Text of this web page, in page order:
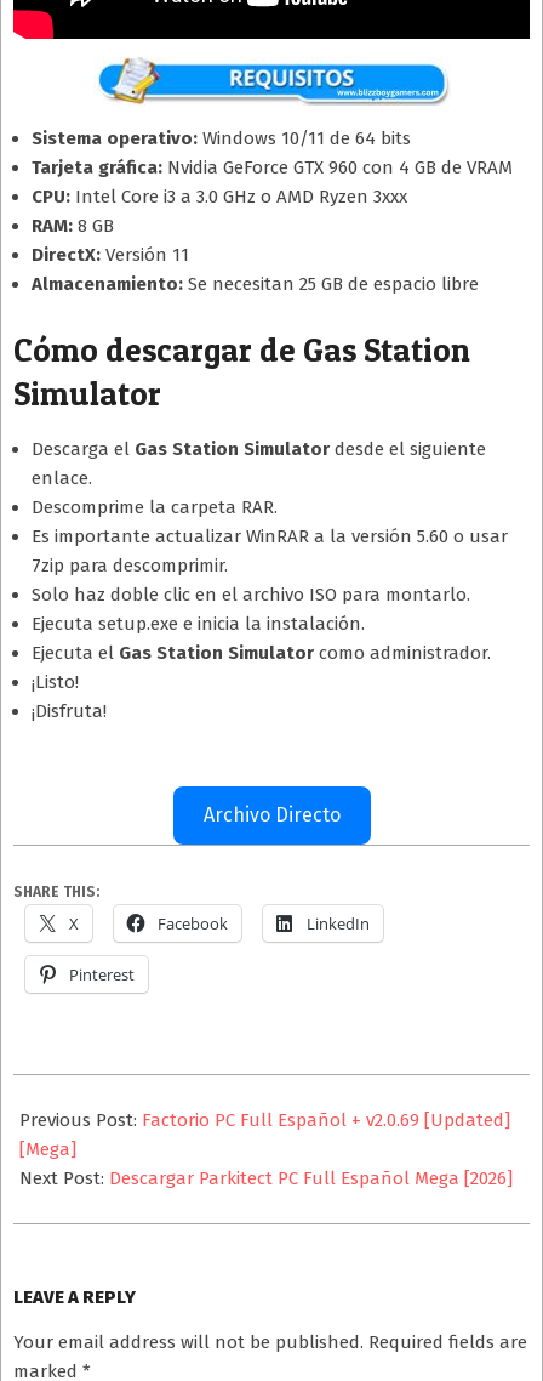
Sistema operativo: Windows 10/11 de 64 bits
Tarjeta gráfica: Nvidia GeForce GTX 960 con 4 GB de VRAM
CPU: Intel Core i3 a 3.0 GHz o AMD Ryzen 3xxx
RAM: 8 GB
DirectX: Versión 11
Almacenamiento: Se necesitan 25 GB de espacio libre
Cómo descargar de Gas Station
Simulator
Descarga el Gas Station Simulator desde el siguiente
enlace.
Descomprime la carpeta RAR.
Es importante actualizar WinRAR a la versión 5.60 o usar
7zip para descomprimir.
Solo haz doble clic en el archivo ISO para montarlo.
Ejecuta setup.exe e inicia la instalación.
Ejecuta el Gas Station Simulator como administrador.
¡Listo!
¡Disfruta!
Archivo Directo
SHARE THIS:
X Facebook LinkedIn
Pinterest
10-
19
Previous Post: Factorio PC Full Español + v2.0.69 [Updated]
[Mega]
Next Post: Descargar Parkitect PC Full Español Mega [2026]
LEAVE A REPLY
Your email address will not be published. Required fields are
marked *